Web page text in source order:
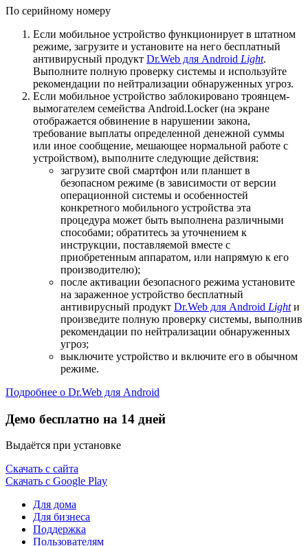
По серийному номеру
Если мобильное устройство функционирует в штатном
режиме, загрузите и установите на него бесплатный
антивирусный продукт Dr.Web для Android Light.
Выполните полную проверку системы и используйте
рекомендации по нейтрализации обнаруженных угроз.
Если мобильное устройство заблокировано троянцем-
вымогателем семейства Android.Locker (на экране
отображается обвинение в нарушении закона,
требование выплаты определенной денежной суммы
или иное сообщение, мешающее нормальной работе с
устройством), выполните следующие действия:
загрузите свой смартфон или планшет в
безопасном режиме (в зависимости от версии
операционной системы и особенностей
конкретного мобильного устройства эта
процедура может быть выполнена различными
способами; обратитесь за уточнением к
инструкции, поставляемой вместе с
приобретенным аппаратом, или напрямую к его
производителю);
после активации безопасного режима установите
на зараженное устройство бесплатный
антивирусный продукт Dr.Web для Android Lightи
произведите полную проверку системы, выполнив
рекомендации по нейтрализации обнаруженных
угроз;
выключите устройство и включите его в обычном
режиме.
Подробнее о Dr.Web для Android
Демо бесплатно на 14 дней
Выдаётся при установке
Скачать с сайта
Скачать с Google Play
Для дома
Для бизнеса
Поддержка
Пользователям